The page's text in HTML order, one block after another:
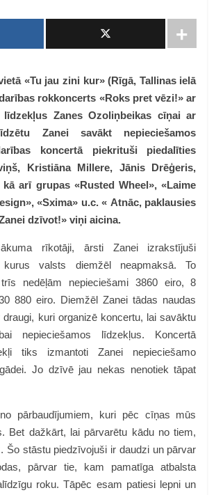
«Tu jau zini kur» (Rīgā, Tallinas ielā
rokkoncerts «Roks pret vēzi!» ar
līdzekļus Zanes Ozoliņbeikas cīņai ar
Zanei savākt nepieciešamos
koncertā piekrituši piedalīties
Kristiāna Millere, Jānis Drēģeris,
arī grupas «Rusted Wheel», «Laime
«Sxima» u.c. « Atnāc, paklausies
dzīvot!» viņi aicina.
rīkotāji, ārsti Zanei izrakstījuši
kurus valsts diemžēl neapmaksā. To
nedēļām nepieciešami 3860 eiro, 8
880 eiro. Diemžēl Zanei tādas naudas
kuri organizē koncertu, lai savāktu
nepieciešamos līdzekļus. Koncertā
tiks izmantoti Zanei nepieciešamo
Jo dzīvē jau nekas nenotiek tāpat
pārbaudījumiem, kuri pēc cīņas mūs
Bet dažkārt, lai pārvarētu kādu no tiem,
Šo stāstu piedzīvojuši ir daudzi un pārvar
pārvar tie, kam pamatīga atbalsta
roku. Tāpēc esam patiesi lepni un